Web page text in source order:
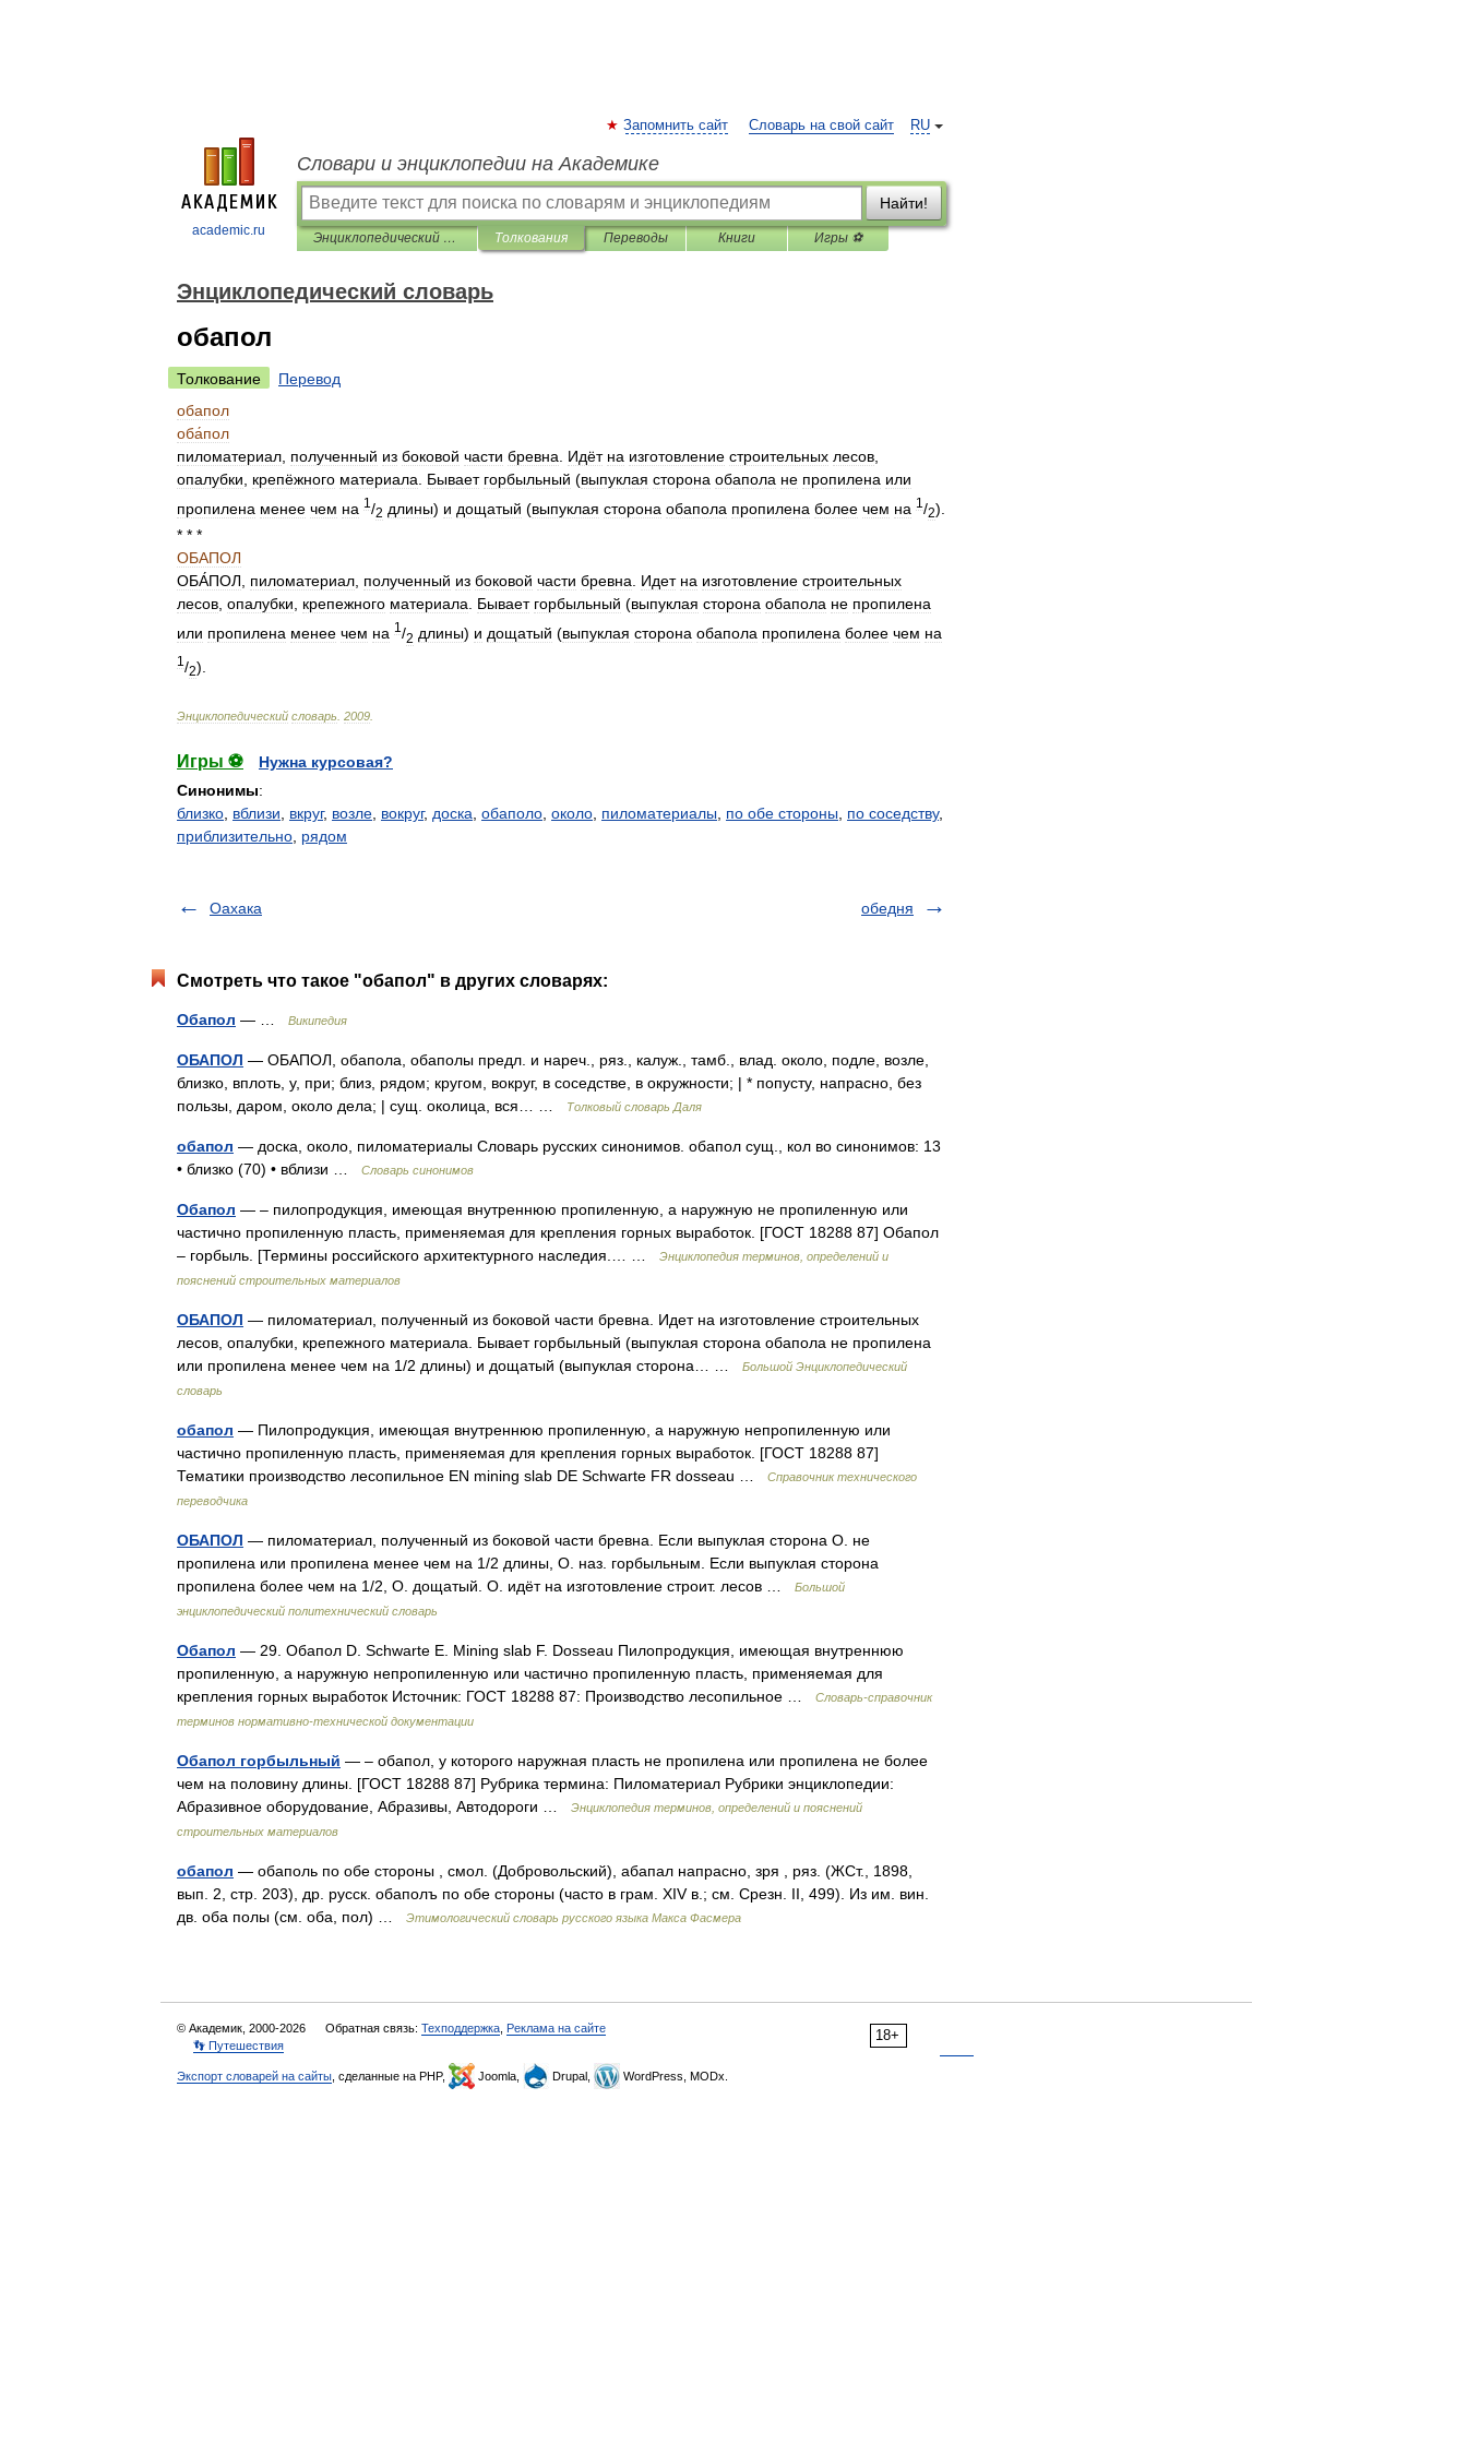
academic.ru
RU
Запомнить сайт Словарь на свой сайт
Словари и энциклопедии на Академике
Найти!
Энциклопедический словарь Толкования Переводы Книги Игры ⚽
Энциклопедический словарь
обапол
Толкование
Перевод
обапол
оба́пол
пиломатериал полученный из боковой части бревна Идёт на изготовление строительных лесов
опалубки
крепёжного материала Бывает горбыльный (выпуклая сторона обапола не пропилена или
пропилена менее чем на 1 /2 длины) и дощатый (выпуклая сторона обапола пропилена более чем на 1 /2).
* * *
ОБАПОЛ
ОБА́ПОЛ, пиломатериал, полученный из боковой части бревна. Идет на изготовление строительных
лесов, опалубки, крепежного материала. Бывает горбыльный (выпуклая сторона обапола не пропилена
или пропилена менее чем на 1 /2 длины) и дощатый (выпуклая сторона обапола пропилена более чем на
1 /2).
Энциклопедический словарь 2009
Игры ⚽
Нужна курсовая?
Синонимы:
близко, вблизи, вкруг, возле, вокруг, доска, обаполо, около, пиломатериалы, по обе стороны, по соседству,
приблизительно, рядом
Оахака обедня
Смотреть что такое "обапол" в других словарях:
Обапол — … Википедия
ОБАПОЛ — ОБАПОЛ, обапола, обаполы предл. и нареч., ряз., калуж., тамб., влад. около, подле, возле,
близко, вплоть, у, при; близ, рядом; кругом, вокруг, в соседстве, в окружности; | * попусту, напрасно, без
пользы, даром, около дела; | сущ. околица, вся… …
Толковый словарь Даля
обапол — доска, около, пиломатериалы Словарь русских синонимов. обапол сущ., кол во синонимов: 13
• близко (70) • вблизи …
Словарь синонимов
Обапол — – пилопродукция, имеющая внутреннюю пропиленную, а наружную не пропиленную или
частично пропиленную пласть, применяемая для крепления горных выработок. [ГОСТ 18288 87] Обапол
– горбыль. [Термины российского архитектурного наследия.… …
Энциклопедия терминов, определений и
пояснений строительных материалов
ОБАПОЛ — пиломатериал, полученный из боковой части бревна. Идет на изготовление строительных
лесов, опалубки, крепежного материала. Бывает горбыльный (выпуклая сторона обапола не пропилена
или пропилена менее чем на 1/2 длины) и дощатый (выпуклая сторона… …
Большой Энциклопедический
словарь
обапол — Пилопродукция, имеющая внутреннюю пропиленную, а наружную непропиленную или
частично пропиленную пласть, применяемая для крепления горных выработок. [ГОСТ 18288 87]
Тематики производство лесопильное EN mining slab DE Schwarte FR dosseau …
Справочник технического
переводчика
ОБАПОЛ — пиломатериал, полученный из боковой части бревна. Если выпуклая сторона О. не
пропилена или пропилена менее чем на 1/2 длины, О. наз. горбыльным. Если выпуклая сторона
пропилена более чем на 1/2, О. дощатый. О. идёт на изготовление строит. лесов …
Большой
энциклопедический политехнический словарь
Обапол — 29. Обапол D. Schwarte E. Mining slab F. Dosseau Пилопродукция, имеющая внутреннюю
пропиленную, а наружную непропиленную или частично пропиленную пласть, применяемая для
крепления горных выработок Источник: ГОСТ 18288 87: Производство лесопильное …
Словарь-справочник
терминов нормативно-технической документации
Обапол горбыльный — – обапол, у которого наружная пласть не пропилена или пропилена не более
чем на половину длины. [ГОСТ 18288 87] Рубрика термина: Пиломатериал Рубрики энциклопедии:
Абразивное оборудование, Абразивы, Автодороги …
Энциклопедия терминов, определений и пояснений
строительных материалов
обапол — обаполь по обе стороны , смол. (Добровольский), абапал напрасно, зря , ряз. (ЖСт., 1898,
вып. 2, стр. 203), др. русск. обаполъ по обе стороны (часто в грам. ХIV в.; см. Срезн. II, 499). Из им. вин.
дв. оба полы (см. оба, пол) …
Этимологический словарь русского языка Макса Фасмера
18+
© Академик, 2000-2026 Обратная связь: Техподдержка
Реклама на сайте
👣 Путешествия
Экспорт словарей на сайты , сделанные на PHP, Joomla, Drupal, WordPress, MODx.